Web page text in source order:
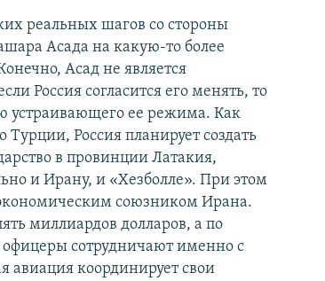
реальных шагов со стороны
Асада на какую-то более
Асад не является
Россия согласится его менять, то
устраивающего ее режима. Как
Турции, Россия планирует создать
в провинции Латакия,
и Ирану, и «Хезболле». При этом
союзником Ирана.
миллиардов долларов, а по
сотрудничают именно с
авиация координирует свои